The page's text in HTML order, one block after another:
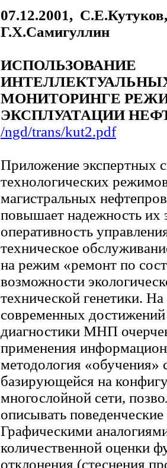
07.12.2001,
Г.Х.Самигуллин
ИСПОЛЬЗОВАНИЕ
МОНИТОРИНГЕ
ЭКСПЛУАТАЦИИ
/ngd/trans/kut2.pdf
Приложение экспертных
технологических
магистральных
повышает надежность их
оперативность
техническое
на режим «ремонт по
возможности
технической генетики.
современных достижений
диагностики МНП
применения
методология «обучения»
базирующейся на
многослойной сети,
описывать
Графическими
количественной оценки
отклонения (стеснения